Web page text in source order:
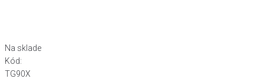
Na sklade
Kód:
TG90X